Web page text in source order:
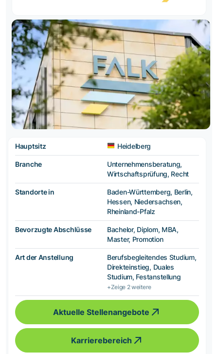
Hauptsitz Heidelberg
Branche
Unternehmensberatung,
Wirtschaftsprüfung, Recht
Standorte in
Baden-Württemberg, Berlin,
Hessen, Niedersachsen,
Rheinland-Pfalz
Bevorzugte Abschlüsse
Bachelor, Diplom, MBA,
Master, Promotion
Art der Anstellung
Berufsbegleitendes Studium,
Direkteinstieg, Duales
Studium, Festanstellung
+Zeige 2 weitere
Aktuelle Stellenangebote
Karrierebereich